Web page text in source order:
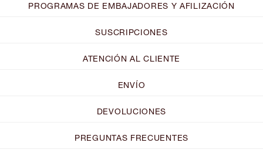
PROGRAMAS DE EMBAJADORES Y AFILIZACIÓN
SUSCRIPCIONES
ATENCIÓN AL CLIENTE
ENVÍO
DEVOLUCIONES
PREGUNTAS FRECUENTES